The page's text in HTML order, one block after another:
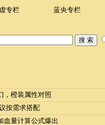
专栏
蓝央专栏
，橙装属性对照
按需求搭配
血量计算公式爆出